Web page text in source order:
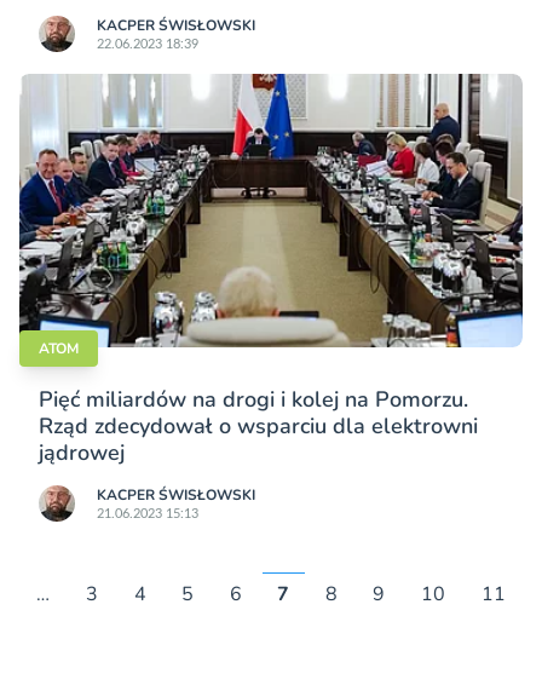
KACPER ŚWISŁO­WSKI
22.06.2023 18:39
ATOM
Pięć miliardów na drogi i kolej na Pomorzu.
Rząd zdecydował o wsparciu dla elektrowni
jądrowej
KACPER ŚWISŁO­WSKI
21.06.2023 15:13
… 3 4 5 6 7 8 9 10 11